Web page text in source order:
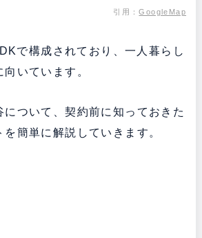
引用：GoogleMap
で構成されており、一人暮らし
いています。
について、契約前に知っておきた
簡単に解説していきます。